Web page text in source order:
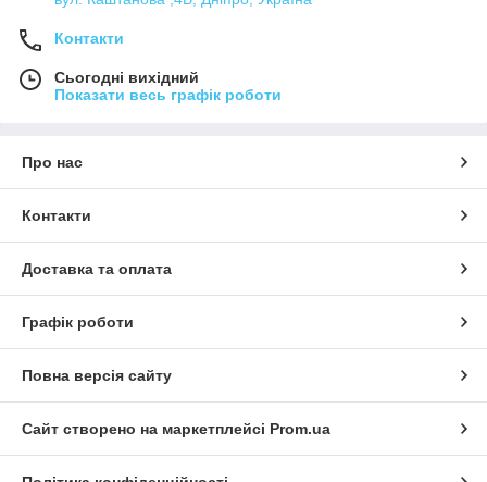
Контакти
Сьогодні вихідний
Показати весь графік роботи
Про нас
Контакти
Доставка та оплата
Графік роботи
Повна версія сайту
Сайт створено на маркетплейсі Prom.ua